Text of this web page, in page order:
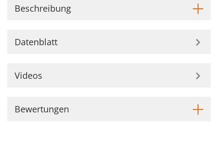
Beschreibung
Datenblatt
Videos
Bewertungen